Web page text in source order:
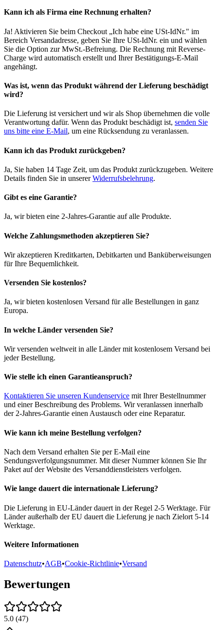
Kann ich als Firma eine Rechnung erhalten?
Ja! Aktivieren Sie beim Checkout „Ich habe eine USt-IdNr." im
Bereich Versandadresse, geben Sie Ihre USt-IdNr. ein und wählen
Sie die Option zur MwSt.-Befreiung. Die Rechnung mit Reverse-
Charge wird automatisch erstellt und Ihrer Bestätigungs-E-Mail
angehängt.
Was ist, wenn das Produkt während der Lieferung beschädigt
wird?
Die Lieferung ist versichert und wir als Shop übernehmen die volle
Verantwortung dafür. Wenn das Produkt beschädigt ist, senden Sie
uns bitte eine E-Mail, um eine Rücksendung zu veranlassen.
Kann ich das Produkt zurückgeben?
Ja, Sie haben 14 Tage Zeit, um das Produkt zurückzugeben. Weitere
Details finden Sie in unsererWiderrufsbelehrung.
Gibt es eine Garantie?
Ja, wir bieten eine 2-Jahres-Garantie auf alle Produkte.
Welche Zahlungsmethoden akzeptieren Sie?
Wir akzeptieren Kreditkarten, Debitkarten und Banküberweisungen
für Ihre Bequemlichkeit.
Versenden Sie kostenlos?
Ja, wir bieten kostenlosen Versand für alle Bestellungen in ganz
Europa.
In welche Länder versenden Sie?
Wir versenden weltweit in alle Länder mit kostenlosem Versand bei
jeder Bestellung.
Wie stelle ich einen Garantieanspruch?
Kontaktieren Sie unseren Kundenservice mit Ihrer Bestellnummer
und einer Beschreibung des Problems. Wir veranlassen innerhalb
der 2-Jahres-Garantie einen Austausch oder eine Reparatur.
Wie kann ich meine Bestellung verfolgen?
Nach dem Versand erhalten Sie per E-Mail eine
Sendungsverfolgungsnummer. Mit dieser Nummer können Sie Ihr
Paket auf der Website des Versanddienstleisters verfolgen.
Wie lange dauert die internationale Lieferung?
Die Lieferung in EU-Länder dauert in der Regel 2-5 Werktage. Für
Länder außerhalb der EU dauert die Lieferung je nach Zielort 5-14
Werktage.
Weitere Informationen
Datenschutz•AGB•Cookie-Richtlinie•Versand
Bewertungen
5.0 (47)